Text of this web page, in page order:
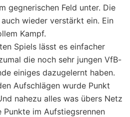
gegnerischen Feld unter. Die
wieder verstärkt ein. Ein
Kampf.
Spiels lässt es einfacher
die noch sehr jungen VfB-
einiges dazugelernt haben.
Aufschlägen wurde Punkt
nahezu alles was übers Netz
im Aufstiegsrennen